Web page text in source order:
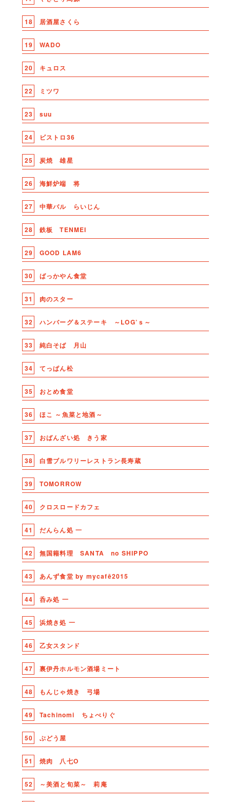
18 居酒屋さくら
19 WADO
20 キュロス
22 ミツワ
23 suu
24 ビストロ36
25 炭焼 雄星
26 海鮮炉端 将
27 中華バル らいじん
28 鉄板 TENMEI
29 GOOD LAM6
30 ばっかやん食堂
31 肉のスター
32 ハンバーグ＆ステーキ ～LOG’ｓ～
33 純白そば 月山
34 てっぱん松
35 おとめ食堂
36 ほこ ～魚菜と地酒～
37 おばんざい処 きう家
38 白雪ブルワリーレストラン長寿蔵
39 TOMORROW
40 クロスロードカフェ
41 だんらん処 一
42 無国籍料理 SANTA no SHIPPO
43 あんず食堂 by mycafē2015
44 呑み処 一
45 浜焼き処 一
46 乙女スタンド
47 裏伊丹ホルモン酒場ミート
48 もんじゃ焼き 弓場
49 Tachinomi ちょべりぐ
50 ぶどう屋
51 焼肉 八七O
52 ～美酒と旬菜～ 莉庵